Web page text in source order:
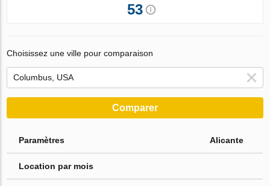
53
Choisissez une ville pour comparaison
Comparer
Paramètres Alicante
Location par mois